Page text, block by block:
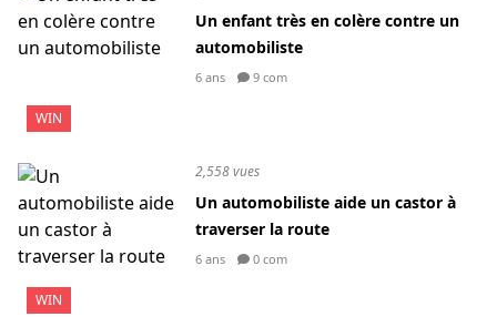
WIN
Un enfant très en colère contre un
automobiliste
6 ans 9 com
WIN
2,558 vues
Un automobiliste aide un castor à
traverser la route
6 ans 0 com